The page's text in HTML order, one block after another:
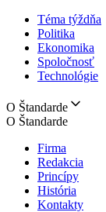
Téma týždňa
Politika
Ekonomika
Spoločnosť
Technológie
O Štandarde
O Štandarde
Firma
Redakcia
Princípy
História
Kontakty